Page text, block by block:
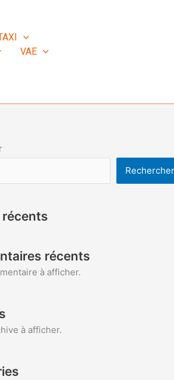
VAE
Rechercher
récents
à afficher.
à afficher.